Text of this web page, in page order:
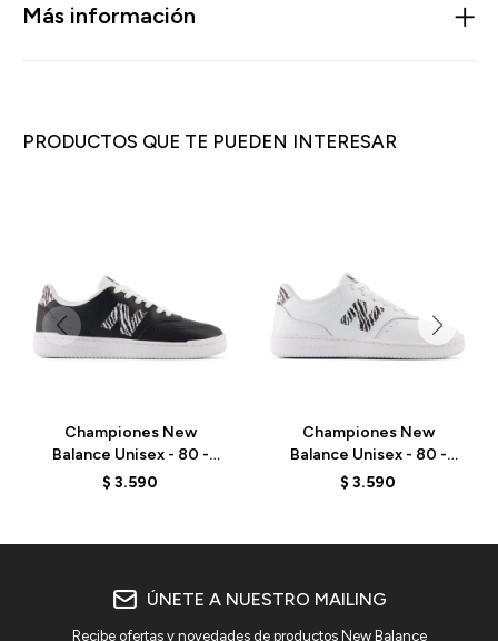
Más información
PRODUCTOS QUE TE PUEDEN INTERESAR
Championes New
Balance Unisex - 80 -
BBW80APR - BLACK
$ 3.590
Championes New
Balance Unisex - 80 -
BBW80APB - OPTIC
$ 3.590
ÚNETE A NUESTRO MAILING
Recibe ofertas y novedades de productos New Balance